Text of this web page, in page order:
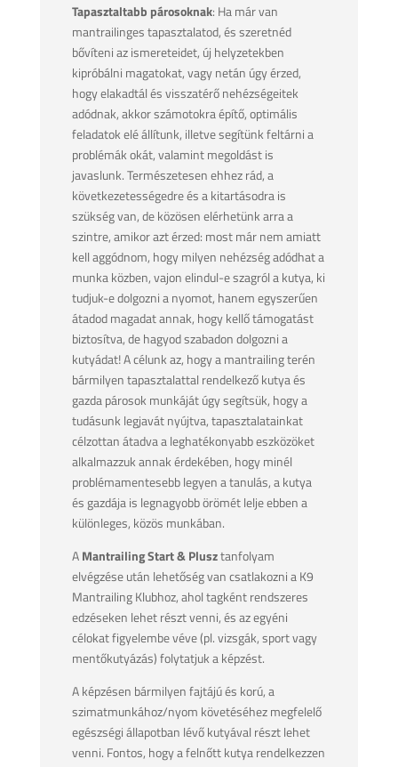
Tapasztaltabb párosoknak: Ha már van
mantrailinges tapasztalatod, és szeretnéd
bővíteni az ismereteidet, új helyzetekben
kipróbálni magatokat, vagy netán úgy érzed,
hogy elakadtál és visszatérő nehézségeitek
adódnak, akkor számotokra építő, optimális
feladatok elé állítunk, illetve segítünk feltárni a
problémák okát, valamint megoldást is
javaslunk. Természetesen ehhez rád, a
következetességedre és a kitartásodra is
szükség van, de közösen elérhetünk arra a
szintre, amikor azt érzed: most már nem amiatt
kell aggódnom, hogy milyen nehézség adódhat a
munka közben, vajon elindul-e szagról a kutya, ki
tudjuk-e dolgozni a nyomot, hanem egyszerűen
átadod magadat annak, hogy kellő támogatást
biztosítva, de hagyod szabadon dolgozni a
kutyádat! A célunk az, hogy a mantrailing terén
bármilyen tapasztalattal rendelkező kutya és
gazda párosok munkáját úgy segítsük, hogy a
tudásunk legjavát nyújtva, tapasztalatainkat
célzottan átadva a leghatékonyabb eszközöket
alkalmazzuk annak érdekében, hogy minél
problémamentesebb legyen a tanulás, a kutya
és gazdája is legnagyobb örömét lelje ebben a
különleges, közös munkában.
AMantrailing Start & Plusztanfolyam
elvégzése után lehetőség van csatlakozni a K9
Mantrailing Klubhoz, ahol tagként rendszeres
edzéseken lehet részt venni, és az egyéni
célokat figyelembe véve (pl. vizsgák, sport vagy
mentőkutyázás) folytatjuk a képzést.
A képzésen bármilyen fajtájú és korú, a
szimatmunkához/nyom követéséhez megfelelő
egészségi állapotban lévő kutyával részt lehet
venni. Fontos, hogy a felnőtt kutya rendelkezzen